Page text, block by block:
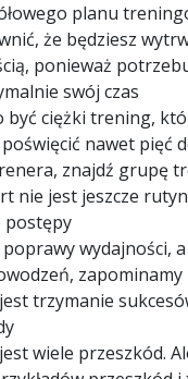
planu
że będziesz
ponieważ
swój czas
być ciężki trening,
nawet pięć
znajdź grupę
nie jest jeszcze
postępy
poprawy
zapominamy
trzymanie
wiele przeszkód.